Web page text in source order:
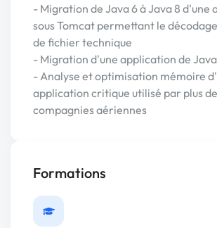
- Migration de Java 6 à Java 8 d'une
sous Tomcat permettant le
de fichier technique
- Migration d'une application de Java
- Analyse et optimisation mémoire
application critique utilisé par plus
compagnies aériennes
Formations